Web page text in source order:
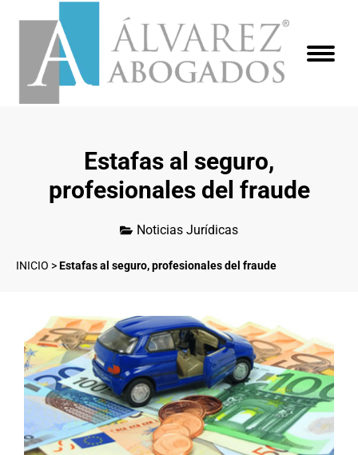
Estafas al seguro,
profesionales del fraude
Noticias Jurídicas
INICIO >Estafas al seguro, profesionales del fraude